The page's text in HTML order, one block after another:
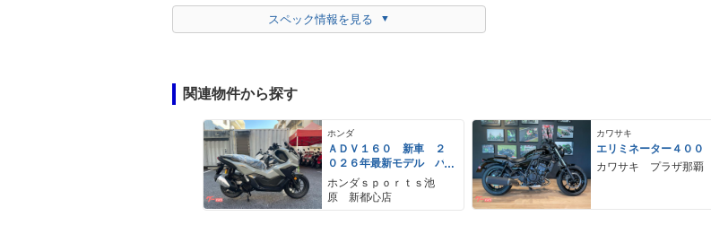
スペック情報を見る
関連物件から探す
ホンダ
ＡＤＶ１６０ 新車 ２
０２６年最新モデル パ
ールスモーキーグレー
スマートキー ２９Ｌ
メットイン ＵＳＢ Ｔ
ホンダｓｐｏｒｔｓ池
原 新都心店
カワサキ
エリミネーター４００
カワサキ プラザ那覇